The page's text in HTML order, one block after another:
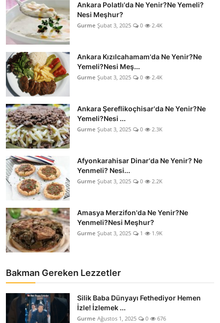
Ankara Polatlı'da Ne Yenir?Ne Yemeli?
Nesi Meşhur?
Gurme Şubat 3, 2025 0 2.4K
Ankara Kızılcahamam'da Ne Yenir?Ne
Yemeli?Nesi Meş...
Gurme Şubat 3, 2025 0 2.4K
Ankara Şereflikoçhisar'da Ne Yenir?Ne
Yemeli?Nesi ...
Gurme Şubat 3, 2025 0 2.3K
Afyonkarahisar Dinar'da Ne Yenir? Ne
Yenmeli? Nesi...
Gurme Şubat 3, 2025 0 2.2K
Amasya Merzifon'da Ne Yenir?Ne
Yenmeli?Nesi Meşhur?
Gurme Şubat 3, 2025 1 1.9K
Bakman Gereken Lezzetler
Silik Baba Dünyayı Fethediyor Hemen
İzle! İzlemek ...
Gurme Ağustos 1, 2025 0 676